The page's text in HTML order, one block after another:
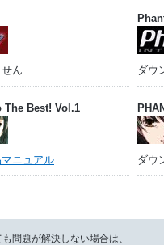
ん ダウ
The Best! Vol.1
ニュアル ダウ
問題が解決しない場合は、